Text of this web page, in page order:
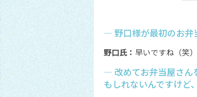
― 野口様が最初のお弁
野口氏： 早いですね（笑）
― 改めてお弁当屋さん
もしれないんですけど